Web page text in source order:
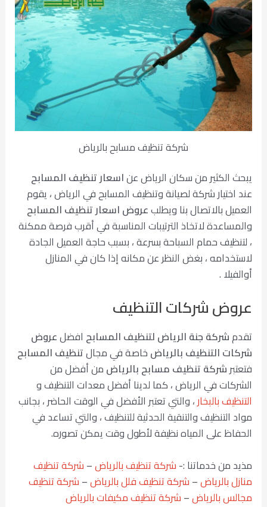
شركة تنظيف مسابح بالرياض
يبحث الكثير من سكان الرياض عناسعار تنظيف المسابح
عند اختيار شركة لصيانة وتنظيف المسابح في الرياض ، يقوم
العميل بالاتصال بنا ويطلبعروض اسعار تنظيف المسابح
والمساعدة لاتخاذ الترتيبات المناسبة في أقرب فرصة ممكنة
، لتنظيف حمام السباحة بسرعة ، بسبب حاجة العميل الجادة
لاستخدامه ، بغض النظر عن مكانه إذا كان في المنازل
أوالفيلا .
عروض شركات التنظيف
تقدمشركة جنة الرياض لتنظيف المسابح افضلعروض
شركات التنظيف بالرياض خاصة في مجالتنظيف المسابح
فتعتبرشركة تنظيف مسابح بالرياض من أفضل من
الشركات في الرياض ، كما لدينا أفضل معدات التنظيف و
التنظيف بالبخار، والتي تعتبر الأفضل في الوقت الحاضر ، بجانب
مواد التنظيف والتنقية الحدثية للتنظيف ، والتي تساعد في
الحفاظ على المياه نظيفة لأطول وقت يمكن تصوره.
مذيد من خدماتنا :- شركة تنظيف بالرياض– شركة تنظيف
منازل بالرياض– شركة تنظيف فلل بالرياض– شركة تنظيف
مجالس بالرياض– شركة تنظيف مكيفات بالرياض